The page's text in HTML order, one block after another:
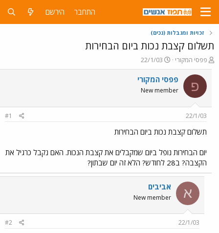
התחבר הירשם
זכויות ומגבלות (נכים)
תשלום קצבת נכות ביום הבחירות
פ
ו
ת
ח
ה
ש
א
פפסי המקורי
פ
ו
ר
ם
ר
22/1/03
פ פפסי המקורי
New member
22/1/03
#1
תשלום קצבת נכות ביום הבחירות
יום הבחירות נופל ביום שמקבלים את קצבת הנכות. האם נקבל כרגיל את
הקצבה? ב28 לחודש? הלא זה יום שבתון?
א אביבים
New member
22/1/03
#2